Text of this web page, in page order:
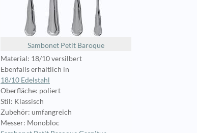
Sambonet Petit Baroque
Material: 18/10 versilbert
Ebenfalls erhältlich in
18/10 Edelstahl
Oberfläche: poliert
Stil: Klassisch
Zubehör: umfangreich
Messer: Monobloc